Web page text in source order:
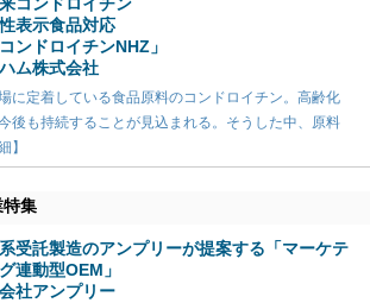
コンドロイチン
表示食品対応
コンドロイチンNHZ」
ム株式会社
に定着している食品原料のコンドロイチン。高齢化
後も持続することが見込まれる。そうした中、原料
】
特集
受託製造のアンプリーが提案する「マーケテ
連動型OEM」
社アンプリー